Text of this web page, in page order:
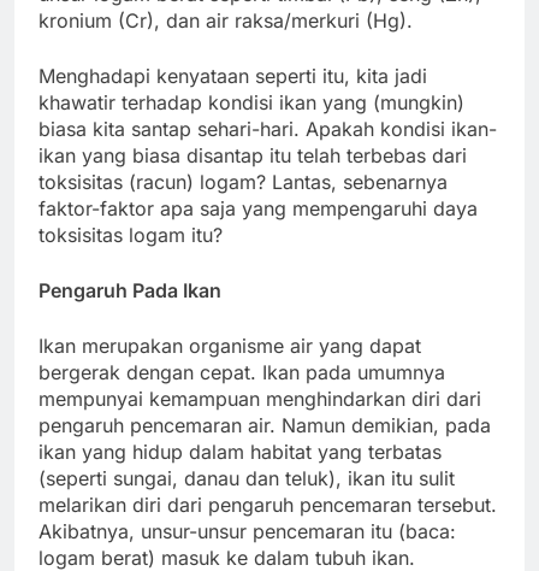
kronium (Cr), dan air raksa/merkuri (Hg).
Menghadapi kenyataan seperti itu, kita jadi
khawatir terhadap kondisi ikan yang (mungkin)
biasa kita santap sehari-hari. Apakah kondisi ikan-
ikan yang biasa disantap itu telah terbebas dari
toksisitas (racun) logam? Lantas, sebenarnya
faktor-faktor apa saja yang mempengaruhi daya
toksisitas logam itu?
Pengaruh Pada Ikan
Ikan merupakan organisme air yang dapat
bergerak dengan cepat. Ikan pada umumnya
mempunyai kemampuan menghindarkan diri dari
pengaruh pencemaran air. Namun demikian, pada
ikan yang hidup dalam habitat yang terbatas
(seperti sungai, danau dan teluk), ikan itu sulit
melarikan diri dari pengaruh pencemaran tersebut.
Akibatnya, unsur-unsur pencemaran itu (baca:
logam berat) masuk ke dalam tubuh ikan.